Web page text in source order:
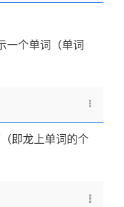
一个单词（单词
即龙上单词的个